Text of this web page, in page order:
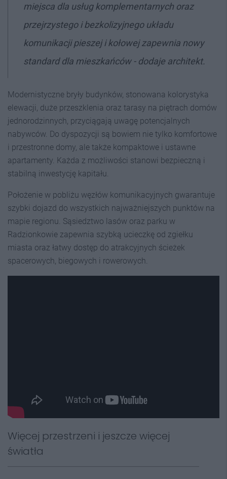
miejsca dla usług komplementarnych oraz
przejrzystego i bezkolizyjnego układu
komunikacji pieszej i kołowej zapewnia nowy
standard dla mieszkańców - dodaje architekt.
Modernistyczne bryły budynków, stonowana kolorystyka
elewacji, duże przeszklenia oraz tarasy na piętrach domów
jednorodzinnych, przyciągają uwagę potencjalnych
nabywców. Do dyspozycji są bowiem nie tylko komfortowe
i przestronne domy, ale także kompaktowe i ustawne
apartamenty. Każda z możliwości stanowi bezpieczną i
stabilną inwestycję kapitału.
Położenie w pobliżu węzłów komunikacyjnych gwarantuje
szybki dojazd do wszystkich najważniejszych punktów na
mapie regionu. Sąsiedztwo lasów oraz parku w
Radzionkowie zapewnia szybką ucieczkę od zgiełku
miasta oraz łatwy dostęp do atrakcyjnych ścieżek
spacerowych, biegowych i rowerowych.
Więcej przestrzeni i jeszcze więcej
światła